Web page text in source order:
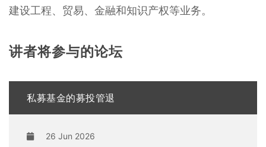
建设工程、贸易、金融和知识产权等业务。
讲者将参与的论坛
私募基金的募投管退
26 Jun 2026